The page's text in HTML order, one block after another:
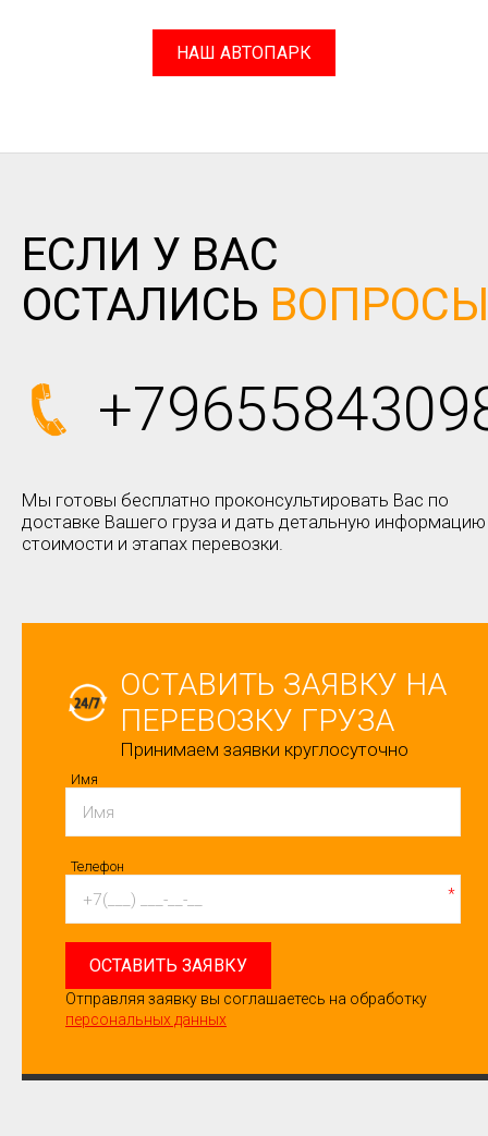
НАШ АВТОПАРК
ЕСЛИ У ВАС
ОСТАЛИСЬ
Мы готовы бесплатно проконсультировать Вас по
доставке Вашего груза и дать детальную
стоимости и этапах перевозки.
ОСТАВИТЬ ЗАЯВКУ НА
ПЕРЕВОЗКУ ГРУЗА
Принимаем заявки круглосуточно
Имя
Телефон
*
ОСТАВИТЬ ЗАЯВКУ
Отправляя заявку вы соглашаетесь на обработку
персональных данных